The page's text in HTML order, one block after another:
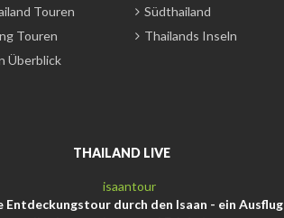
Touren
Touren
Überblick
Südthailand
Thailands Inseln
THAILAND LIVE
Entdeckungstour durch den Isaan - ein Ausflug